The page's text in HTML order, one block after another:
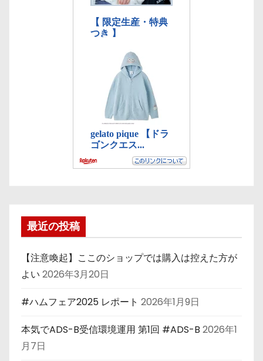
最近の投稿
【注意喚起】ここのショップでは購入は控えた方が
よい 2026年3月20日
#ハムフェア2025 レポート 2026年1月9日
本気でADS-B受信環境運用 第1回 #ADS-B 2026年1
月7日